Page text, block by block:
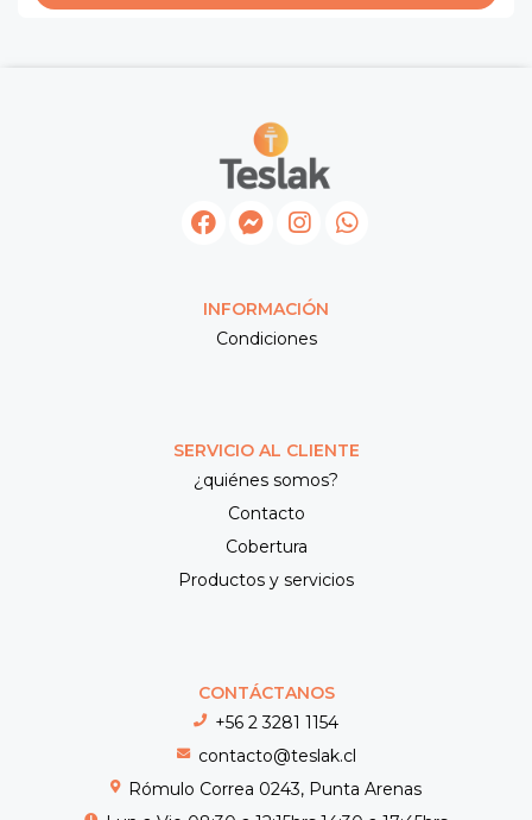
INFORMACIÓN
Condiciones
SERVICIO AL CLIENTE
¿quiénes somos?
Contacto
Cobertura
Productos y servicios
CONTÁCTANOS
+56 2 3281 1154
contacto@teslak.cl
Rómulo Correa 0243, Punta Arenas